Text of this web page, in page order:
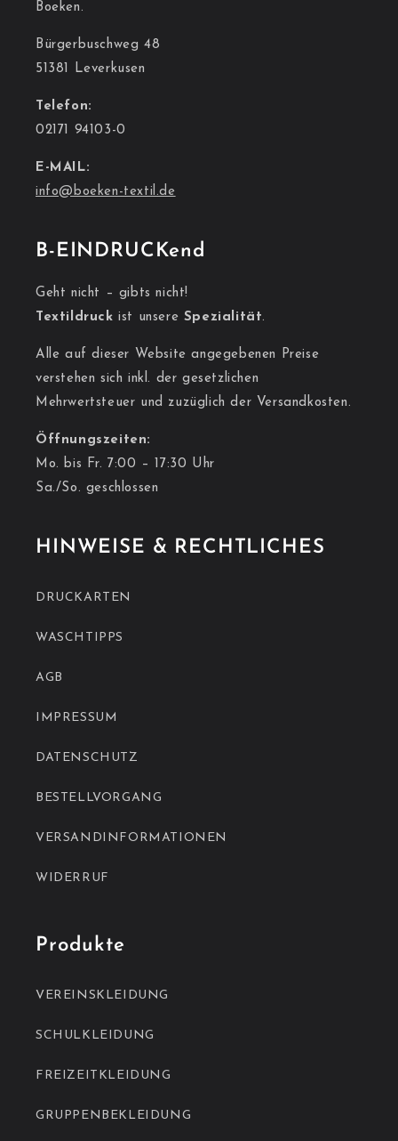
Boeken.
Bürgerbuschweg 48
51381 Leverkusen
Telefon:
02171 94103-0
E-MAIL:
info@boeken-textil.de
B-EINDRUCKend
Geht nicht – gibts nicht!
Textildruck ist unsere Spezialität.
Alle auf dieser Website angegebenen Preise
verstehen sich inkl. der gesetzlichen
Mehrwertsteuer und zuzüglich der Versandkosten.
Öffnungszeiten:
Mo. bis Fr. 7:00 – 17:30 Uhr
Sa./So. geschlossen
HINWEISE & RECHTLICHES
DRUCKARTEN
WASCHTIPPS
AGB
IMPRESSUM
DATENSCHUTZ
BESTELLVORGANG
VERSANDINFORMATIONEN
WIDERRUF
Produkte
VEREINSKLEIDUNG
SCHULKLEIDUNG
FREIZEITKLEIDUNG
GRUPPENBEKLEIDUNG